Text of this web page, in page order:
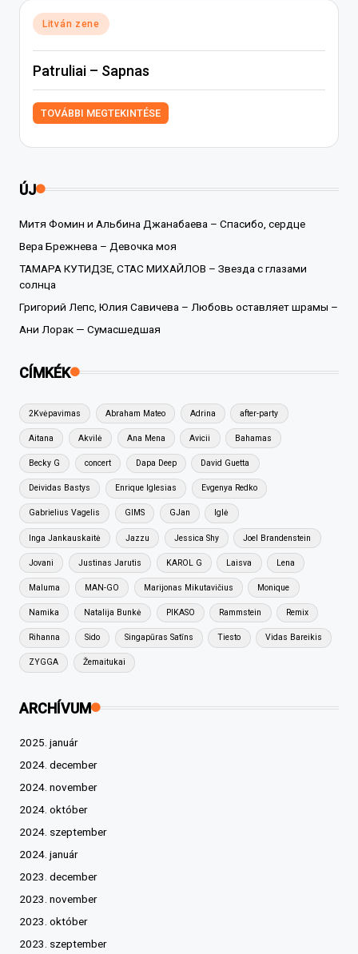
Posted
in
Litván zene
Patruliai – Sapnas
TOVÁBBI MEGTEKINTÉSE
ÚJ
Митя Фомин и Альбина Джанабаева – Спасибо, сердце
Вера Брежнева – Девочка моя
ТАМАРА КУТИДЗЕ, СТАС МИХАЙЛОВ – Звезда с глазами
солнца
Григорий Лепс, Юлия Савичева – Любовь оставляет шрамы –
Ани Лорак — Сумасшедшая
CÍMKÉK
2Kvėpavimas Abraham Mateo Adrina after-party
Aitana Akvilė Ana Mena Avicii Bahamas
Becky G concert Dapa Deep David Guetta
Deividas Bastys Enrique Iglesias Evgenya Redko
Gabrielius Vagelis GIMS GJan Iglė
Inga Jankauskaitė Jazzu Jessica Shy Joel Brandenstein
Jovani Justinas Jarutis KAROL G Laisva Lena
Maluma MAN-GO Marijonas Mikutavičius Monique
Namika Natalija Bunkė PIKASO Rammstein Remix
Rihanna Sido Singapūras Satīns Tiesto Vidas Bareikis
ZYGGA Žemaitukai
ARCHÍVUM
2025. január
2024. december
2024. november
2024. október
2024. szeptember
2024. január
2023. december
2023. november
2023. október
2023. szeptember